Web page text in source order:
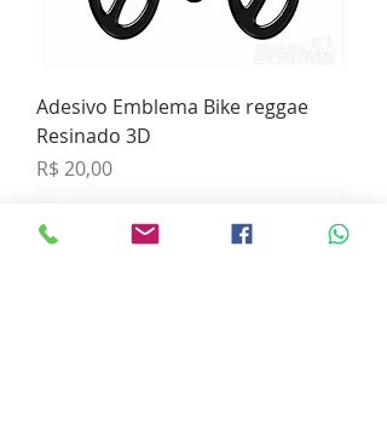
Adesivo Emblema Bike reggae
Resinado 3D
Preço
R$ 20,00